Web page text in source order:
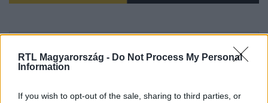
RTL Magyarország - Do Not Process My Personal
Information
If you wish to opt-out of the sale, sharing to third parties, or
legyen a Google-találatokban!